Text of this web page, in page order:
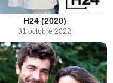
H24 (2020)
31 octobre 2022